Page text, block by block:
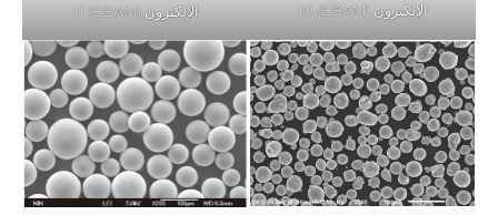
الإلكترون (EBAM) 10
الإلكترون (EBAM) 11